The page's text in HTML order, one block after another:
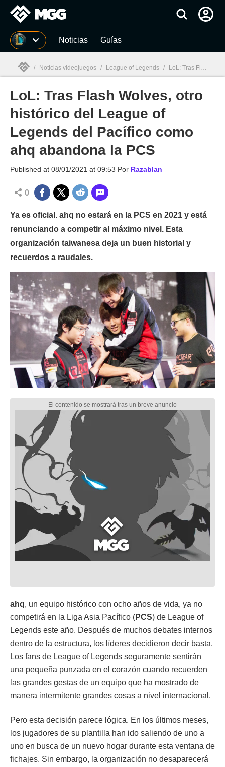
MGG Noticias Guías
MGG
/ Noticias videojuegos / League of Legends / LoL: Tras Flash Wolves, otro histórico del League of Legends del Pacífico como ahq abandona la PCS
LoL: Tras Flash Wolves, otro
histórico del League of
Legends del Pacífico como
ahq abandona la PCS
Published at 08/01/2021 at 09:53 Por Razablan
0
Ya es oficial. ahq no estará en la PCS en 2021 y está
renunciando a competir al máximo nivel. Esta
organización taiwanesa deja un buen historial y
recuerdos a raudales.
ahq, un equipo histórico con ocho años de vida, ya no
competirá en la Liga Asia Pacífico (PCS) de League of
Legends este año. Después de muchos debates internos
dentro de la estructura, los líderes decidieron decir basta.
Los fans de League of Legends seguramente sentirán
una pequeña punzada en el corazón cuando recuerden
las grandes gestas de un equipo que ha mostrado de
manera intermitente grandes cosas a nivel internacional.
Pero esta decisión parece lógica. En los últimos meses,
los jugadores de su plantilla han ido saliendo de uno a
uno en busca de un nuevo hogar durante esta ventana de
fichajes. Sin embargo, la organización no desaparecerá